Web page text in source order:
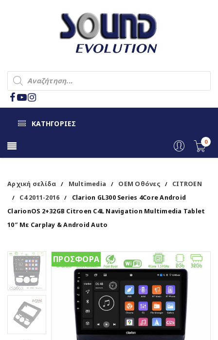
ΚΑΤΗΓΟΡΙΕΣ
0
Αρχική σελίδα / Multimedia / OEM Οθόνες / CITROEN
/ C4 2011-2016 /
Clarion GL300 Series 4Core Android
ClarionOS 2+32GB Citroen C4L Navigation Multimedia Tablet
10″ Με Carplay & Android Auto
ΠΡΟΣΦΟΡΑ